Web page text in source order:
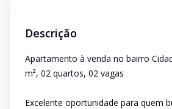
Descrição
Apartamento à venda no bairro
m², 02 quartos, 02 vagas
Excelente oportunidade para quem